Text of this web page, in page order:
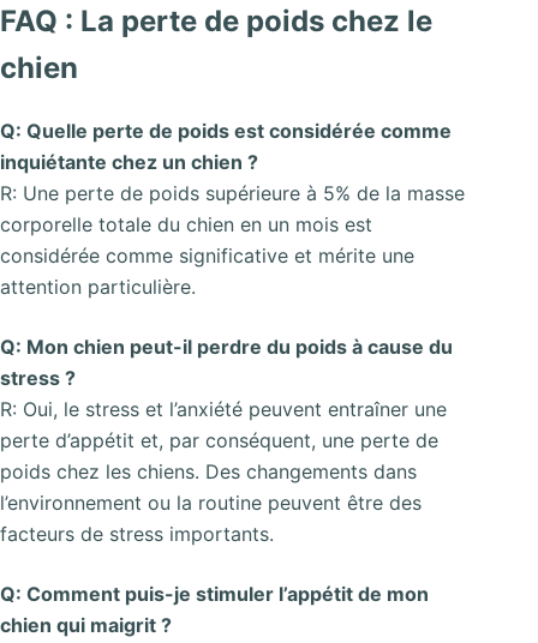
FAQ : La perte de poids chez le
chien
Q: Quelle perte de poids est considérée comme
inquiétante chez un chien ?
R: Une perte de poids supérieure à 5% de la masse
corporelle totale du chien en un mois est
considérée comme significative et mérite une
attention particulière.
Q: Mon chien peut-il perdre du poids à cause du
stress ?
R: Oui, le stress et l’anxiété peuvent entraîner une
perte d’appétit et, par conséquent, une perte de
poids chez les chiens. Des changements dans
l’environnement ou la routine peuvent être des
facteurs de stress importants.
Q: Comment puis-je stimuler l’appétit de mon
chien qui maigrit ?